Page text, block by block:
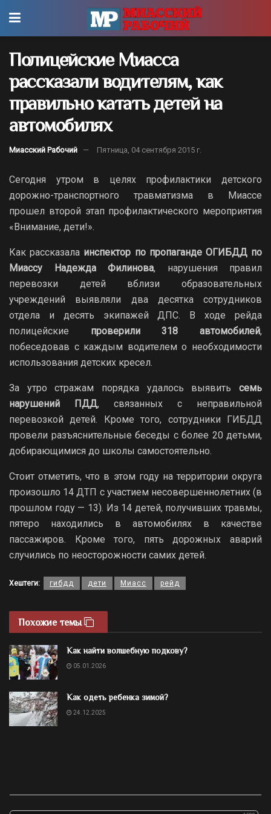
Полицейские Миасса
рассказали водителям, как
правильно катать детей на
автомобилях
Миасский Рабочий Пятница, 04 сентября 2015 г.
Сегодня утром в целях профилактики детского
дорожно-транспортного травматизма в Миассе
прошел второй этап профилактического мероприятия
«Внимание, дети!».
Как рассказала инспектор по пропаганде ОГИБДД по
Миассу Надежда Филинова, нарушения правил
перевозки детей вблизи образовательных
учреждений выявляли два десятка сотрудников
отдела и десять экипажей ДПС. В ходе рейда
полицейские проверили 318 автомобилей,
побеседовав с каждым водителем о необходимости
использования детских кресел.
За утро стражам порядка удалось выявить семь
нарушений ПДД, связанных с неправильной
перевозкой детей. Кроме того, сотрудники ГИБДД
провели разъяснительные беседы с более 20 детьми,
добирающимися до школы самостоятельно.
Стоит отметить, что в этом году на территории округа
произошло 14 ДТП с участием несовершеннолетних (в
прошлом году — 13). Из 14 детей, получивших травмы,
пятеро находились в автомобилях в качестве
пассажиров. Кроме того, пять дорожных аварий
случились по неосторожности самих детей.
Хештеги: гибдд дети Миасс рейд
Похожие темы
Как найти волшебную подкову?
05.01.2026
Как одеть ребенка зимой?
24.12.2025